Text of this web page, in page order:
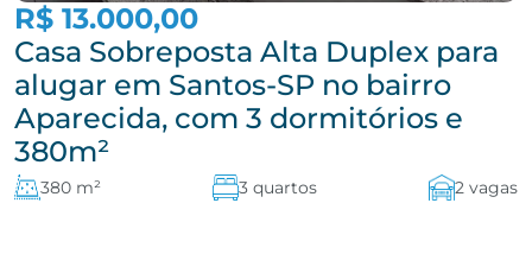
R$ 13.000,00
Casa Sobreposta Alta Duplex para
alugar em Santos-SP no bairro
Aparecida, com 3 dormitórios e
380m²
380 m² 3 quartos 2 vagas